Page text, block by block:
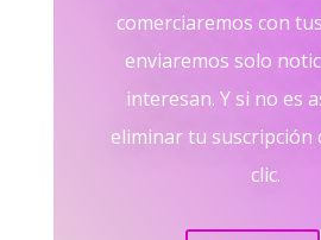
comerciaremos con
enviaremos solo
interesan. Y si no es
eliminar tu suscripción
clic.